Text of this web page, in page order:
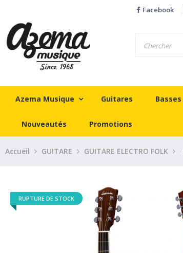
Facebook
Azema Musique Guitares Basses
Nouveautés Promotions
Accueil GUITARE GUITARE ELECTRO FOLK
RUPTURE DE STOCK